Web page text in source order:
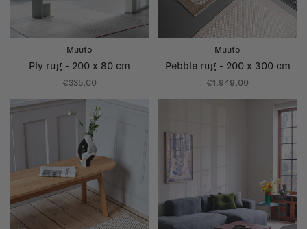
Muuto
Ply rug - 200 x 80 cm
€335,00
Muuto
Pebble rug - 200 x 300 cm
€1.949,00